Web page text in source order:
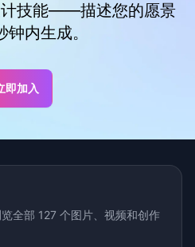
计技能——描述您的愿景
钟内生成。
即加入
全部 127 个图片、视频和创作